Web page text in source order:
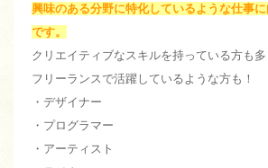
興味のある分野に特化しているような仕事
です。
クリエイティブなスキルを持っている方も
フリーランスで活躍しているような方も！
・デザイナー
・プログラマー
・アーティスト